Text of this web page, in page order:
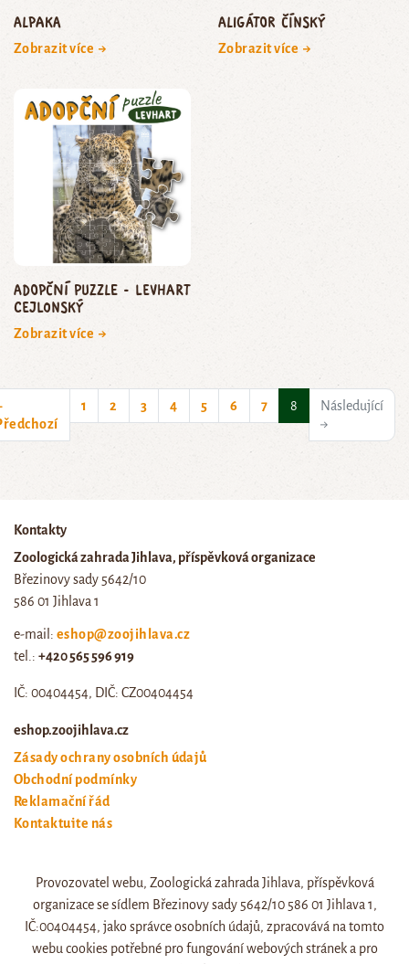
Alpaka
Zobrazit více →
aligátor čínský
Zobrazit více →
Adopční puzzle - levhart
cejlonský
Zobrazit více →
1 2 3 4 5 6 7 8 (current)Následující
→
Kontakty
Zoologická zahrada Jihlava, příspěvková organizace
Březinovy sady 5642/10
586 01 Jihlava 1
e-mail: eshop@zoojihlava.cz
tel.: +420 565 596 919
IČ: 00404454, DIČ: CZ00404454
eshop.zoojihlava.cz
Zásady ochrany osobních údajů
Obchodní podmínky
Reklamační řád
Kontaktujte nás
Web zoo jihlava
Otevírací doba a ceník
Provozovatel webu, Zoologická zahrada Jihlava, příspěvková
organizace se sídlem Březinovy sady 5642/10 586 01 Jihlava 1,
IČ:00404454, jako správce osobních údajů, zpracovává na tomto
webu cookies potřebné pro fungování webových stránek a pro